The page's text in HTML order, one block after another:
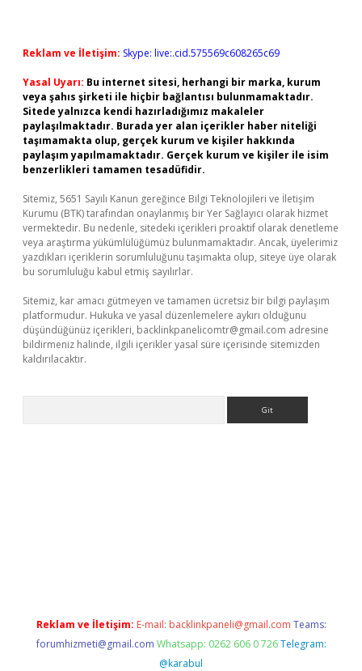
Reklam ve İletişim: Skype: live:.cid.575569c608265c69
Yasal Uyarı: Bu internet sitesi, herhangi bir marka, kurum
veya şahıs şirketi ile hiçbir bağlantısı bulunmamaktadır.
Sitede yalnızca kendi hazırladığımız makaleler
paylaşılmaktadır. Burada yer alan içerikler haber niteliği
taşımamakta olup, gerçek kurum ve kişiler hakkında
paylaşım yapılmamaktadır. Gerçek kurum ve kişiler ile isim
benzerlikleri tamamen tesadüfidir.
Sitemiz, 5651 Sayılı Kanun gereğince Bilgi Teknolojileri ve İletişim
Kurumu (BTK) tarafından onaylanmış bir Yer Sağlayıcı olarak hizmet
vermektedir. Bu nedenle, sitedeki içerikleri proaktif olarak denetleme
veya araştırma yükümlülüğümüz bulunmamaktadır. Ancak, üyelerimiz
yazdıkları içeriklerin sorumluluğunu taşımakta olup, siteye üye olarak
bu sorumluluğu kabul etmiş sayılırlar.
Sitemiz, kar amacı gütmeyen ve tamamen ücretsiz bir bilgi paylaşım
platformudur. Hukuka ve yasal düzenlemelere aykırı olduğunu
düşündüğünüz içerikleri, backlinkpanelicomtr@gmail.com adresine
bildirmeniz halinde, ilgili içerikler yasal süre içerisinde sitemizden
kaldırılacaktır.
Reklam ve İletişim: E-mail: backlinkpaneli@gmail.com Teams:
forumhizmeti@gmail.com Whatsapp: 0262 606 0 726 Telegram:
@karabul